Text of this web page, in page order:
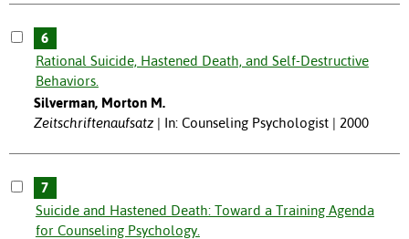
6
Rational Suicide, Hastened Death, and Self-Destructive
Behaviors.
Silverman, Morton M.
Zeitschriftenaufsatz
In: Counseling Psychologist | 2000
7
Suicide and Hastened Death: Toward a Training Agenda
for Counseling Psychology.